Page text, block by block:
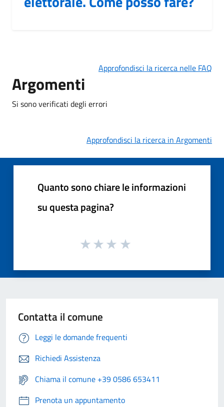
Approfondisci la ricerca nelle FAQ
Argomenti
Si sono verificati degli errori
Approfondisci la ricerca in Argomenti
Quanto sono chiare le informazioni
su questa pagina?
Contatta il comune
Leggi le domande frequenti
Richiedi Assistenza
Chiama il comune +39 0586 653411
Prenota un appuntamento